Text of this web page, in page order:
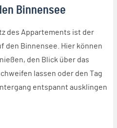
Binnensee
des Appartements ist der
den Binnensee. Hier können
den Blick über das
lassen oder den Tag
entspannt ausklingen